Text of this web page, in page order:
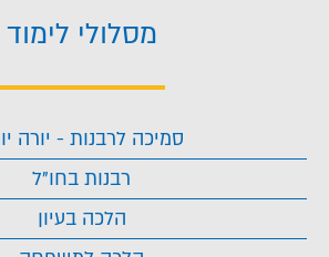
מסלולי לימוד
סמיכה לרבנות - יורה
רבנות בחו"ל
הלכה בעיון